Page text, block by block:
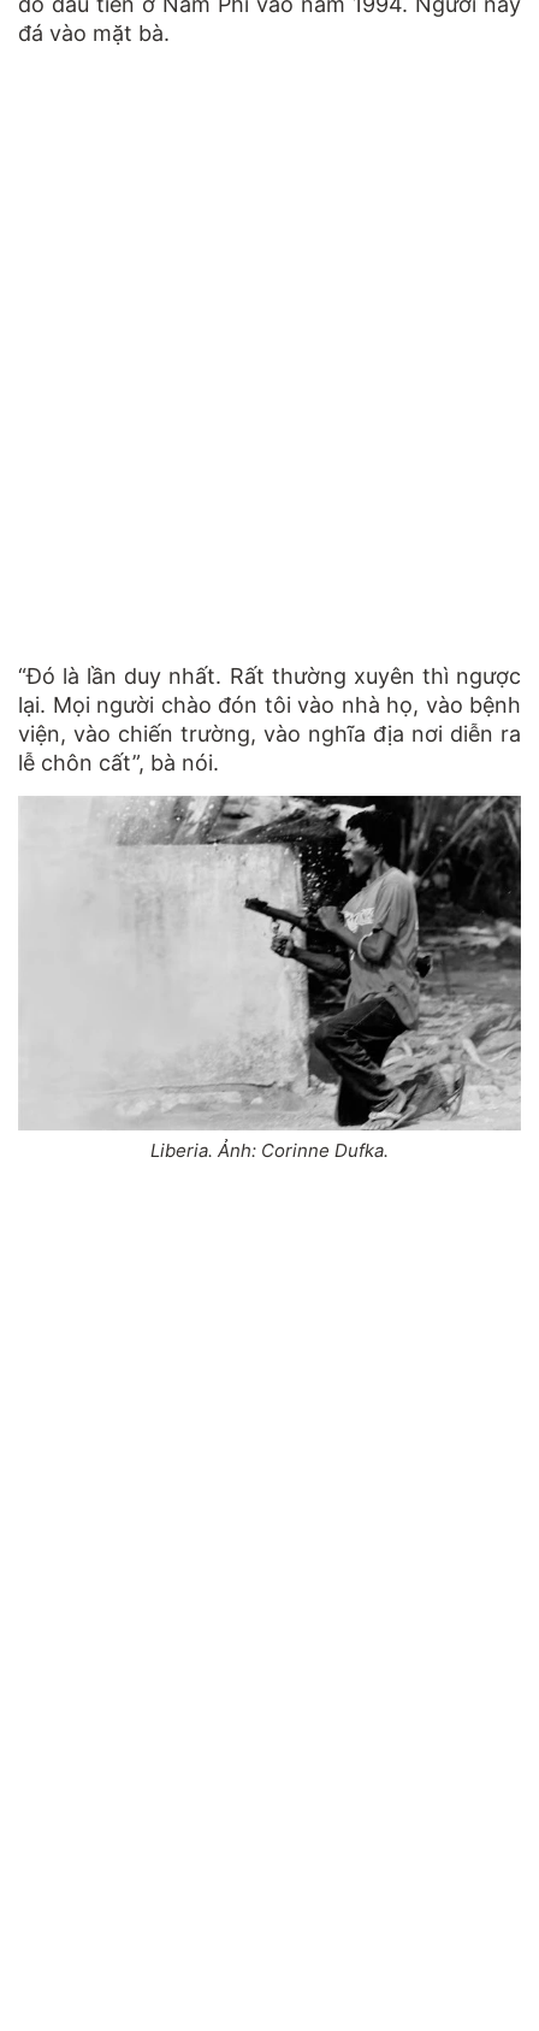
đá vào mặt bà.
“Đó là lần duy nhất. Rất thường xuyên thì ngược
lại. Mọi người chào đón tôi vào nhà họ, vào bệnh
viện, vào chiến trường, vào nghĩa địa nơi diễn ra
lễ chôn cất”, bà nói.
Liberia. Ảnh: Corinne Dufka.